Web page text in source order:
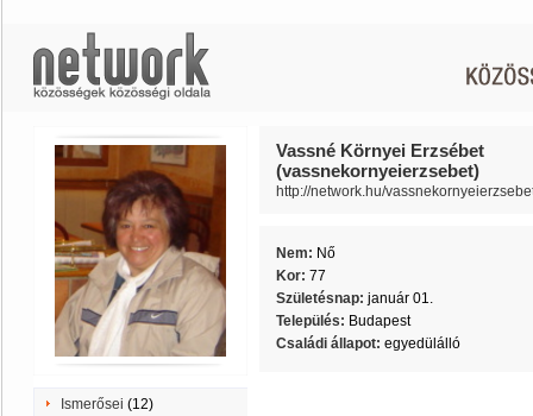
Ismerősei (12)
Vassné Környei Erzsébet
(vassnekornyeierzsebet)
http://network.hu/
Nem: Nő
Kor: 77
Születésnap: január 01.
Település: Budapest
Családi állapot: egyedülálló